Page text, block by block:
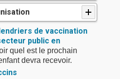
de vaccination
public en
quel est le prochain
devra recevoir.